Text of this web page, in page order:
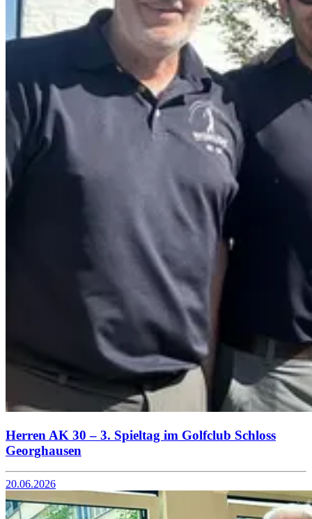
Herren AK 30 – 3. Spieltag im Golfclub Schloss
Georghausen
20.06.2026